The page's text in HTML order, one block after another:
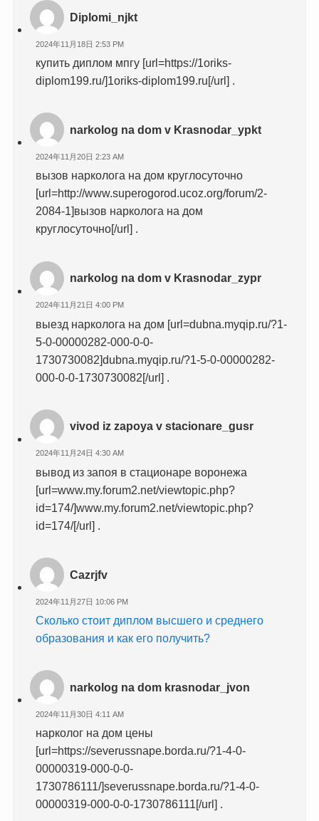
Diplomi_njkt
2024年11月18日 2:53 PM
купить диплом мпгу [url=https://1oriks-
diplom199.ru/]1oriks-diplom199.ru[/url] .
narkolog na dom v Krasnodar_ypkt
2024年11月20日 2:23 AM
вызов нарколога на дом круглосуточно
[url=http://www.superogorod.ucoz.org/forum/2-
2084-1]вызов нарколога на дом
круглосуточно[/url] .
narkolog na dom v Krasnodar_zypr
2024年11月21日 4:00 PM
выезд нарколога на дом [url=dubna.myqip.ru/?1-
5-0-00000282-000-0-0-
1730730082]dubna.myqip.ru/?1-5-0-00000282-
000-0-0-1730730082[/url] .
vivod iz zapoya v stacionare_gusr
2024年11月24日 4:30 AM
вывод из запоя в стационаре воронежа
[url=www.my.forum2.net/viewtopic.php?
id=174/]www.my.forum2.net/viewtopic.php?
id=174/[/url] .
Cazrjfv
2024年11月27日 10:06 PM
Сколько стоит диплом высшего и среднего
образования и как его получить?
narkolog na dom krasnodar_jvon
2024年11月30日 4:11 AM
нарколог на дом цены
[url=https://severussnape.borda.ru/?1-4-0-
00000319-000-0-0-
1730786111/]severussnape.borda.ru/?1-4-0-
00000319-000-0-0-1730786111[/url] .